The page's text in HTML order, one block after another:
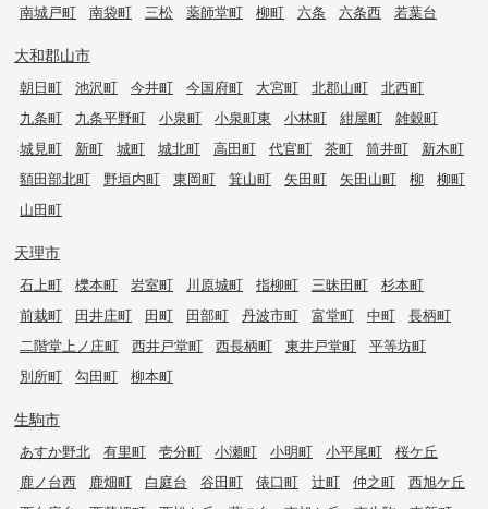
南城戸町
南袋町 三松 薬師堂町 柳町 六条 六条西 若葉台
大和郡山市
朝日町 池沢町 今井町 今国府町 大宮町 北郡山町
北西町
九条町
九条平野町 小泉町 小泉町東 小林町 紺屋町
雑穀町
城見町
新町 城町 城北町 高田町 代官町 茶町 筒井町
新木町
額田部北町
野垣内町 東岡町 箕山町 矢田町 矢田山町 柳
柳町
山田町
天理市
石上町 櫟本町 岩室町 川原城町 指柳町 三昧田町
杉本町
前栽町
田井庄町 田町 田部町 丹波市町 富堂町 中町
長柄町
二階堂上ノ庄町
西井戸堂町 西長柄町 東井戸堂町
平等坊町
別所町
勾田町 柳本町
生駒市
あすか野北 有里町 壱分町 小瀬町 小明町 小平尾町
桜ケ丘
鹿ノ台西
鹿畑町 白庭台 谷田町 俵口町 辻町 仲之町
西旭ケ丘